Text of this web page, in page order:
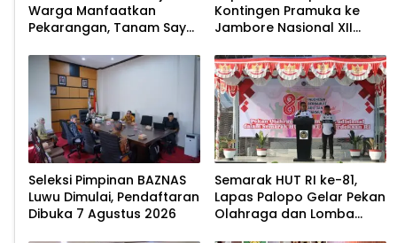
Warga Manfaatkan
Pekarangan, Tanam Sayur
Kontingen Pramuka ke
Jambore Nasional XII
Seleksi Pimpinan BAZNAS
Luwu Dimulai, Pendaftaran
Dibuka 7 Agustus 2026
Semarak HUT RI ke-81,
Lapas Palopo Gelar Pekan
Olahraga dan Lomba